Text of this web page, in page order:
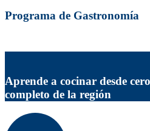
Programa de Gastronomía
Aprende a cocinar desde
completo de la región